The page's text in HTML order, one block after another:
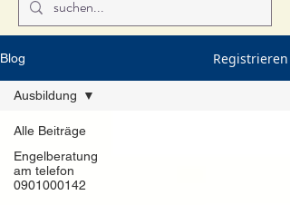
Blog Registrieren
Alle Beiträge
Engelberatung
am telefon
0901000142
Ausbildung